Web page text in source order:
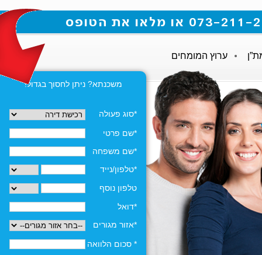
ערוץ המומחים
משכנתא? ניתן לחסוך בגדול!
*סוג פעולה
*שם פרטי
*שם משפחה
*טלפון/נייד
טלפון נוסף
*דואל
*אזור מגורים
* סכום הלוואה